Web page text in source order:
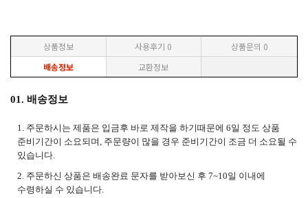
상품정보 사용후기 0 상품문의 0
배송정보
교환정보
01. 배송정보
1. 주문하시는 제품은 입금후 바로 제작을 하기때문에 6일 정도 상품
준비기간이 소요되며, 주문량이 많을 경우 준비기간이 조금 더 소요될 수
있습니다.
2. 주문하신 상품은 배송완료 문자를 받아보신 후 7~10일 이내에
수령하실 수 있습니다.